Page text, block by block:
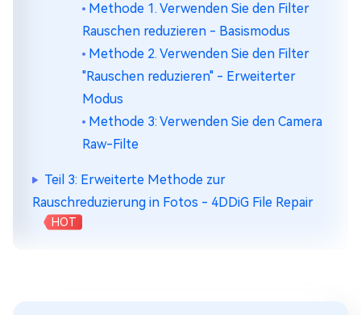
Methode 1. Verwenden Sie den Filter
Rauschen reduzieren - Basismodus
Methode 2. Verwenden Sie den Filter
"Rauschen reduzieren" - Erweiterter
Modus
Methode 3: Verwenden Sie den Camera
Raw-Filte
Teil 3: Erweiterte Methode zur
Rauschreduzierung in Fotos - 4DDiG File Repair
HOT